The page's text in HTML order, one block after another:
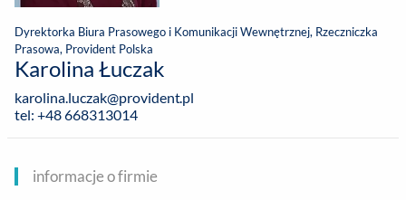
Dyrektorka Biura Prasowego i Komunikacji Wewnętrznej, Rzeczniczka
Prasowa, Provident Polska
Karolina Łuczak
karolina.luczak@provident.pl
tel: +48 668313014
informacje o firmie